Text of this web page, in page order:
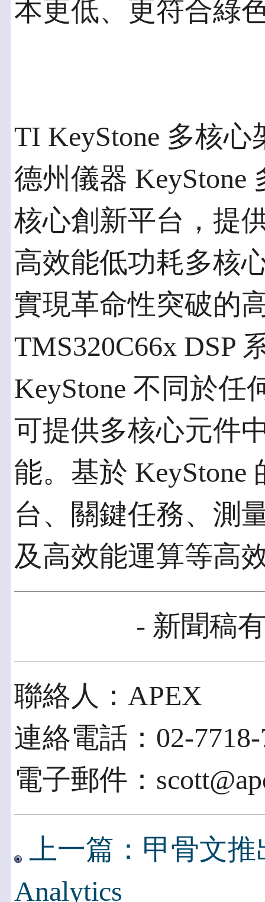
本更低、更符合綠
TI KeyStone 多核心
德州儀器 KeyStone
核心創新平台，提
高效能低功耗多核
實現革命性突破的
TMS320C66x DSP
KeyStone 不同於
可提供多核心元件
能。基於 KeyStone
台、關鍵任務、測
及高效能運算等高
- 新聞稿
聯絡人：APEX
連絡電話：02-
電子郵件：
上一篇：甲骨文推
Analytics